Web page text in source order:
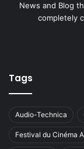
News and Blog
completely
Tags
Audio-Technica
Festival du Cinéma